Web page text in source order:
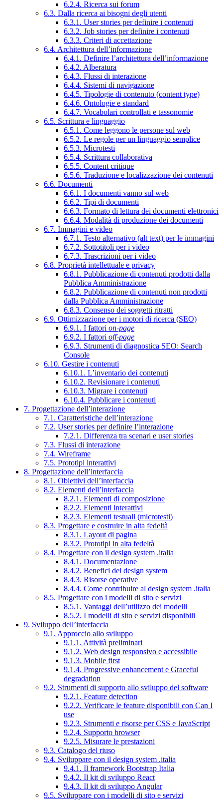
6.2.4. Ricerca sui forum
6.3. Dalla ricerca ai bisogni degli utenti
6.3.1. User stories per definire i contenuti
6.3.2. Job stories per definire i contenuti
6.3.3. Criteri di accettazione
6.4. Architettura dell’informazione
6.4.1. Definire l’architettura dell’informazione
6.4.2. Alberatura
6.4.3. Flussi di interazione
6.4.4. Sistemi di navigazione
6.4.5. Tipologie di contenuto (content type)
6.4.6. Ontologie e standard
6.4.7. Vocabolari controllati e tassonomie
6.5. Scrittura e linguaggio
6.5.1. Come leggono le persone sul web
6.5.2. Le regole per un linguaggio semplice
6.5.3. Microtesti
6.5.4. Scrittura collaborativa
6.5.5. Content critique
6.5.6. Traduzione e localizzazione dei contenuti
6.6. Documenti
6.6.1. I documenti vanno sul web
6.6.2. Tipi di documenti
6.6.3. Formato di lettura dei documenti elettronici
6.6.4. Modalità di produzione dei documenti
6.7. Immagini e video
6.7.1. Testo alternativo (alt text) per le immagini
6.7.2. Sottotitoli per i video
6.7.3. Trascrizioni per i video
6.8. Proprietà intellettuale e privacy
6.8.1. Pubblicazione di contenuti prodotti dalla
Pubblica Amministrazione
6.8.2. Pubblicazione di contenuti non prodotti
dalla Pubblica Amministrazione
6.8.3. Consenso dei soggetti ritratti
6.9. Ottimizzazione per i motori di ricerca (SEO)
6.9.1. I fattori on-page
6.9.2. I fattori off-page
6.9.3. Strumenti di diagnostica SEO: Search
Console
6.10. Gestire i contenuti
6.10.1. L’inventario dei contenuti
6.10.2. Revisionare i contenuti
6.10.3. Migrare i contenuti
6.10.4. Pubblicare i contenuti
7. Progettazione dell’interazione
7.1. Caratteristiche dell’interazione
7.2. User stories per definire l’interazione
7.2.1. Differenza tra scenari e user stories
7.3. Flussi di interazione
7.4. Wireframe
7.5. Prototipi interattivi
8. Progettazione dell’interfaccia
8.1. Obiettivi dell’interfaccia
8.2. Elementi dell’interfaccia
8.2.1. Elementi di composizione
8.2.2. Elementi interattivi
8.2.3. Elementi testuali (microtesti)
8.3. Progettare e costruire in alta fedeltà
8.3.1. Layout di pagina
8.3.2. Prototipi in alta fedeltà
8.4. Progettare con il design system .italia
8.4.1. Documentazione
8.4.2. Benefici del design system
8.4.3. Risorse operative
8.4.4. Come contribuire al design system .italia
8.5. Progettare con i modelli di sito e servizi
8.5.1. Vantaggi dell’utilizzo dei modelli
8.5.2. I modelli di sito e servizi disponibili
9. Sviluppo dell’interfaccia
9.1. Approccio allo sviluppo
9.1.1. Attività preliminari
9.1.2. Web design responsivo e accessibile
9.1.3. Mobile first
9.1.4. Progressive enhancement e Graceful
degradation
9.2. Strumenti di supporto allo sviluppo del software
9.2.1. Feature detection
9.2.2. Verificare le feature disponibili con Can I
use
9.2.3. Strumenti e risorse per CSS e JavaScript
9.2.4. Supporto browser
9.2.5. Misurare le prestazioni
9.3. Catalogo del riuso
9.4. Sviluppare con il design system .italia
9.4.1. Il framework Bootstrap Italia
9.4.2. Il kit di sviluppo React
9.4.3. Il kit di sviluppo Angular
9.5. Sviluppare con i modelli di sito e servizi